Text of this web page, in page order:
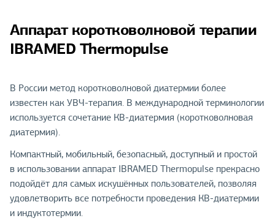
Аппарат коротковолновой терапии
IBRAMED Thermopulse
В России метод коротковолновой диатермии более
известен как УВЧ-терапия. В международной терминологии
используется сочетание КВ-диатермия (коротковолновая
диатермия).
Компактный, мобильный, безопасный, доступный и простой
в использовании аппарат IBRAMED Thermopulse прекрасно
подойдёт для самых искушённых пользователей, позволяя
удовлетворить все потребности проведения КВ-диатермии
и индуктотермии.